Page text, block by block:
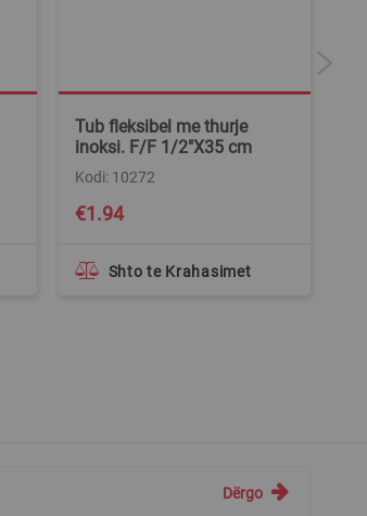
Tub fleksibel me thurje
inoksi. F/F 1/2"X35 cm
€1.94
Kodi: 10272
Shto te Krahasimet
Dërgo